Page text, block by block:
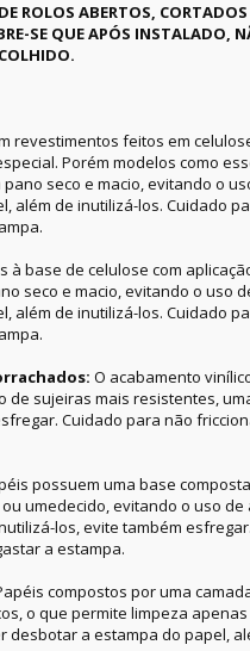
ROLOS ABERTOS,
SE QUE APÓS INSTALADO,
revestimentos feitos em
Porém modelos como
seco e macio, evitando o
além de inutilizá-los. Cuidado
à base de celulose com
seco e macio, evitando o uso
além de inutilizá-los. Cuidado
O acabamento
de sujeiras mais resistentes,
Cuidado para não
possuem uma base
umedecido, evitando o uso
los, evite também
a estampa.
compostos por uma
o que permite limpeza
a estampa do papel,